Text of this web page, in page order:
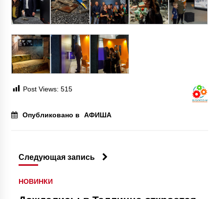
Post Views: 515
Опубликовано в АФИША
Следующая запись
НОВИНКИ